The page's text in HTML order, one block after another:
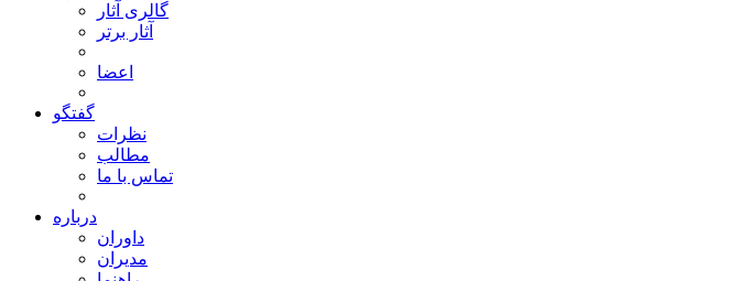
گالری آثار
آثار برتر
اعضا
گفتگو
نظرات
مطالب
تماس با ما
درباره
داوران
مدیران